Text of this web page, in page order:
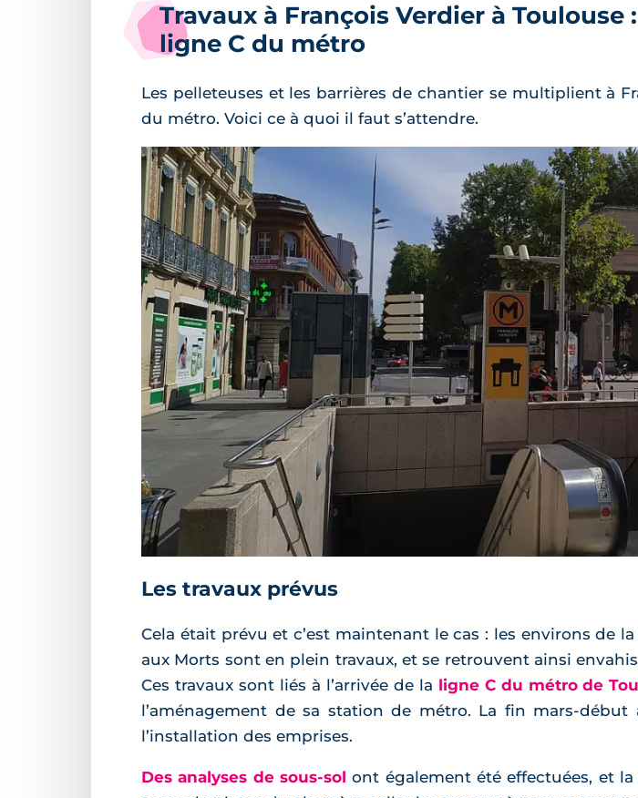
Travaux à François Verdier à
ligne C du métro
Les pelleteuses et les barrières de chantier se multiplient à
du métro. Voici ce à quoi il faut s’attendre.
Les travaux prévus
Cela était prévu et c’est maintenant le cas : les environs de
aux Morts sont en plein travaux, et se retrouvent ainsi
Ces travaux sont liés à l’arrivée de la ligne C du métro de
l’aménagement de sa station de métro. La fin mars-
l’installation des emprises.
Des analyses de sous-sol ont également été effectuées, et